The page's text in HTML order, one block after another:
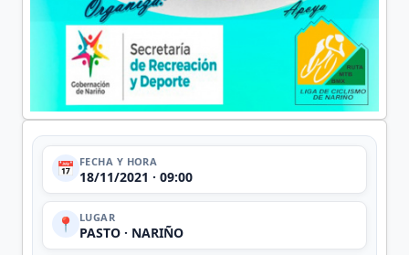
📅 FECHA Y HORA
18/11/2021 · 09:00
📍 LUGAR
PASTO · NARIÑO